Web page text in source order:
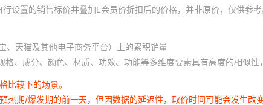
设置的销售标价并叠加L会员价折扣后的价格，并非原价，仅供参考
、天猫及其他电子商务平台）上的累积销量
格、成分、颜色、材质、功效、功能等多维度要素具有高度的相似
比较下的场景。
热期/爆发期的前一天，但因数据的延迟性，取价时间可能会发生改